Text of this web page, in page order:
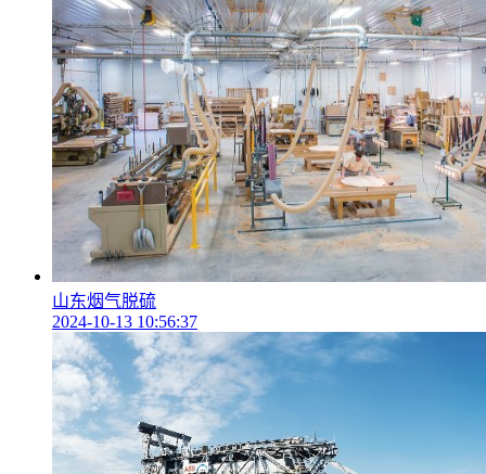
山东烟气脱硫
2024-10-13 10:56:37